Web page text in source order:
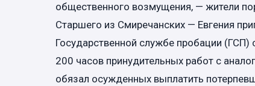
общественного возмущения, — жители
Старшего из Смиречанских — Евгения
Государственной службе пробации
200 часов принудительных работ с
обязал осужденных выплатить